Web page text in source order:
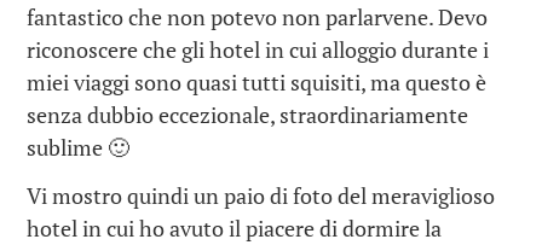
fantastico che non potevo non parlarvene. Devo
riconoscere che gli hotel in cui alloggio durante i
miei viaggi sono quasi tutti squisiti, ma questo è
senza dubbio eccezionale, straordinariamente
sublime 🙂
Vi mostro quindi un paio di foto del meraviglioso
hotel in cui ho avuto il piacere di dormire la